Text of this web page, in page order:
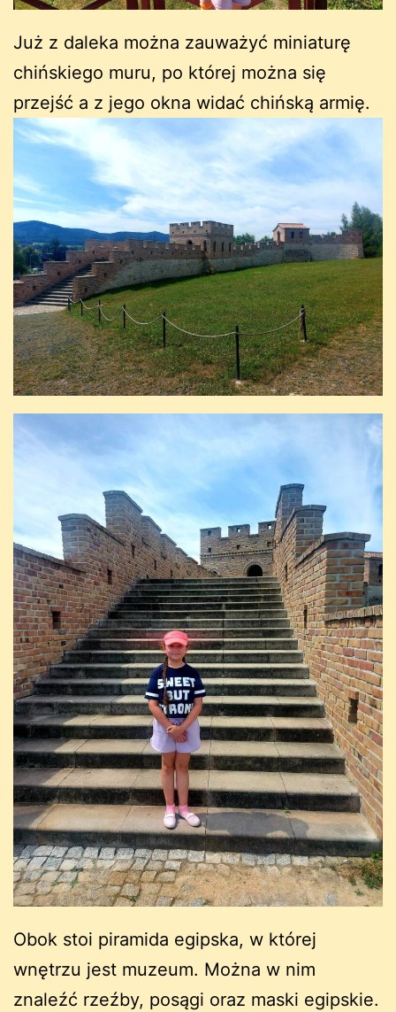
Już z daleka można zauważyć miniaturę
chińskiego muru, po której można się
przejść a z jego okna widać chińską armię.
Obok stoi piramida egipska, w której
wnętrzu jest muzeum. Można w nim
znaleźć rzeźby, posągi oraz maski egipskie.